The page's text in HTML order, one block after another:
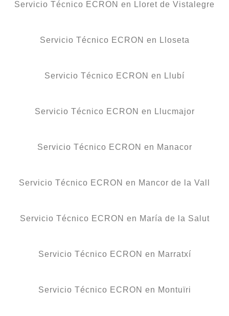
Servicio Técnico ECRON en Lloret de Vistalegre
Servicio Técnico ECRON en Lloseta
Servicio Técnico ECRON en Llubí
Servicio Técnico ECRON en Llucmajor
Servicio Técnico ECRON en Manacor
Servicio Técnico ECRON en Mancor de la Vall
Servicio Técnico ECRON en María de la Salut
Servicio Técnico ECRON en Marratxí
Servicio Técnico ECRON en Montuïri